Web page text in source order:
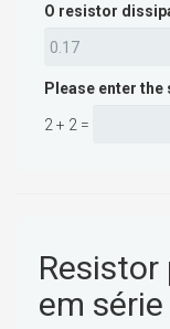
O resistor
Please enter
2 + 2 =
Resistor
em série